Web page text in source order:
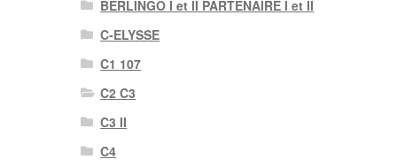
BERLINGO I et II PARTENAIRE I et II
C-ELYSSE
C1 107
C2 C3
C3 II
C4